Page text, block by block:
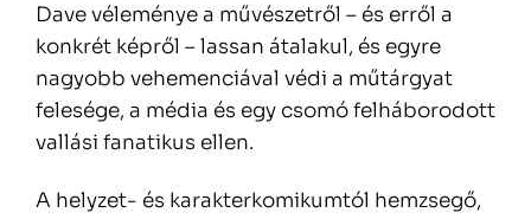
Dave véleménye a művészetről – és erről a
konkrét képről – lassan átalakul, és egyre
nagyobb vehemenciával védi a műtárgyat
felesége, a média és egy csomó felháborodott
vallási fanatikus ellen.
A helyzet- és karakterkomikumtól hemzsegő,